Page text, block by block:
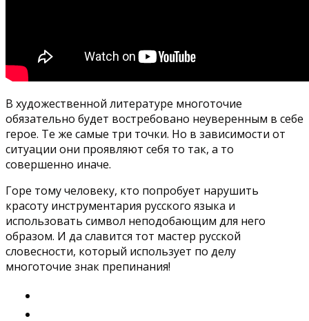
В художественной литературе многоточие
обязательно будет востребовано неуверенным в себе
герое. Те же самые три точки. Но в зависимости от
ситуации они проявляют себя то так, а то
совершенно иначе.
Горе тому человеку, кто попробует нарушить
красоту инструментария русского языка и
использовать символ неподобающим для него
образом. И да славится тот мастер русской
словесности, который использует по делу
многоточие знак препинания!